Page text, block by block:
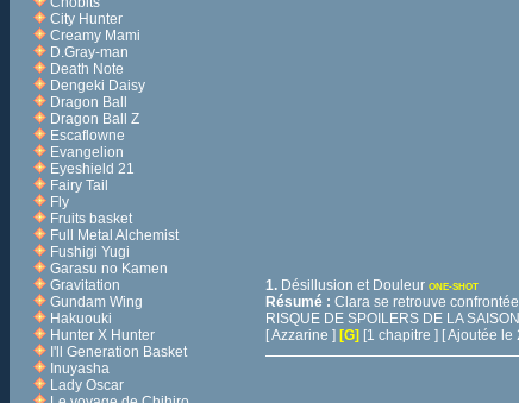
City Hunter
Creamy Mami
D.Gray-man
Death Note
Dengeki Daisy
Dragon Ball
Dragon Ball Z
Escaflowne
Evangelion
Eyeshield 21
Fairy Tail
Fly
Fruits basket
Full Metal Alchemist
Fushigi Yugi
Garasu no Kamen
Gravitation
Gundam Wing
Hakuouki
Hunter X Hunter
I'll Generation Basket
Inuyasha
Lady Oscar
1. Désillusion et Douleur ONE-SHOT
Résumé : Clara se retrouve
RISQUE DE SPOILERS DE LA
[ Azzarine ] [G] [1 chapitre ] [ Ajoutée le